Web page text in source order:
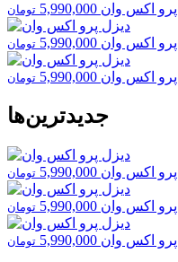
پرو اکس وان 5,990,000 تومان
پرو اکس وان 5,990,000 تومان
پرو اکس وان 5,990,000 تومان
جدیدترین‌ها
پرو اکس وان 5,990,000 تومان
پرو اکس وان 5,990,000 تومان
پرو اکس وان 5,990,000 تومان